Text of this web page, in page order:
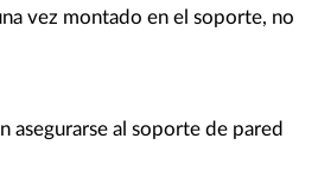
vez montado en el soporte, no
asegurarse al soporte de pared